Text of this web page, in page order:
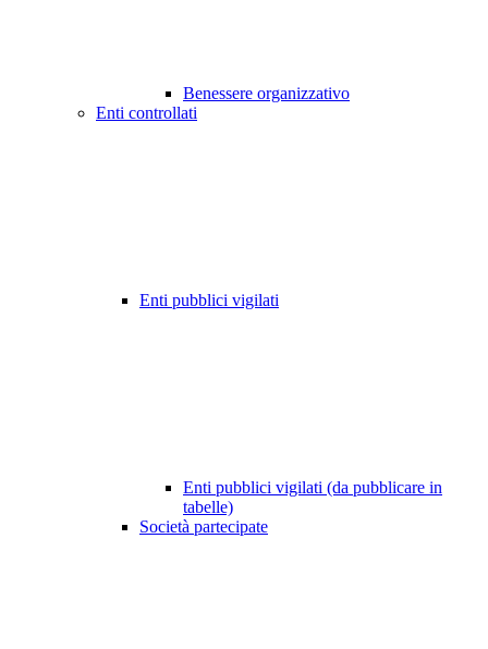
Benessere organizzativo
Enti controllati
Enti pubblici vigilati
Enti pubblici vigilati (da pubblicare in
tabelle)
Società partecipate